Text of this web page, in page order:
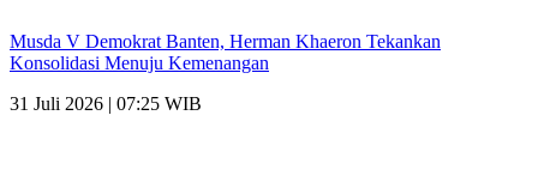
Musda V Demokrat Banten, Herman Khaeron Tekankan
Konsolidasi Menuju Kemenangan
31 Juli 2026 | 07:25 WIB